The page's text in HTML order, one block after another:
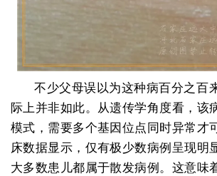
不少父母误以为这种病百分之百
际上并非如此。从遗传学角度看，该
模式，需要多个基因位点同时异常才
床数据显示，仅有极少数病例呈现明
大多数患儿都属于散发病例。这意味